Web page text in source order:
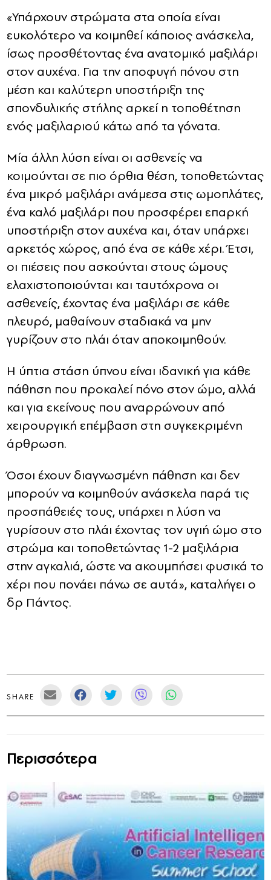
«Υπάρχουν στρώματα στα οποία είναι
ευκολότερο να κοιμηθεί κάποιος ανάσκελα,
ίσως προσθέτοντας ένα ανατομικό μαξιλάρι
στον αυχένα. Για την αποφυγή πόνου στη
μέση και καλύτερη υποστήριξη της
σπονδυλικής στήλης αρκεί η τοποθέτηση
ενός μαξιλαριού κάτω από τα γόνατα.
Μία άλλη λύση είναι οι ασθενείς να
κοιμούνται σε πιο όρθια θέση, τοποθετώντας
ένα μικρό μαξιλάρι ανάμεσα στις ωμοπλάτες,
ένα καλό μαξιλάρι που προσφέρει επαρκή
υποστήριξη στον αυχένα και, όταν υπάρχει
αρκετός χώρος, από ένα σε κάθε χέρι. Έτσι,
οι πιέσεις που ασκούνται στους ώμους
ελαχιστοποιούνται και ταυτόχρονα οι
ασθενείς, έχοντας ένα μαξιλάρι σε κάθε
πλευρό, μαθαίνουν σταδιακά να μην
γυρίζουν στο πλάι όταν αποκοιμηθούν.
Η ύπτια στάση ύπνου είναι ιδανική για κάθε
πάθηση που προκαλεί πόνο στον ώμο, αλλά
και για εκείνους που αναρρώνουν από
χειρουργική επέμβαση στη συγκεκριμένη
άρθρωση.
Όσοι έχουν διαγνωσμένη πάθηση και δεν
μπορούν να κοιμηθούν ανάσκελα παρά τις
προσπάθειές τους, υπάρχει η λύση να
γυρίσουν στο πλάι έχοντας τον υγιή ώμο στο
στρώμα και τοποθετώντας 1-2 μαξιλάρια
στην αγκαλιά, ώστε να ακουμπήσει φυσικά το
χέρι που πονάει πάνω σε αυτά», καταλήγει ο
δρ Πάντος.
SHARE
Περισσότερα